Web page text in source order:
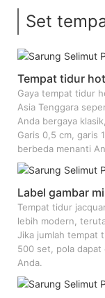
Set
Tempat tidur
Gaya tempat tidur
Asia Tenggara
Anda bergaya
Garis 0,5 cm, garis
berbeda menanti
Label gambar
Tempat tidur
lebih modern,
Jika jumlah tempat
500 set, pola dapat
Anda.